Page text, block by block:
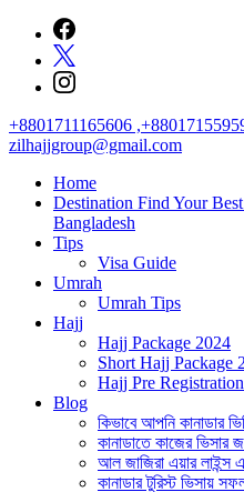
content
+8801711165606
zilhajjgroup@gmail.com
Home
Destination Find Your
Bangladesh
Tips
Visa Guide
Umrah
Umrah Tips
Hajj
Hajj Package 2024
Short Hajj Package
Hajj Pre
Blog
কিভাবে আপনি কানাডার
কানাডাতে কাজের ভিসার
আল জাজিরা এয়ার লাইন্স
কানাডার টুরিস্ট ভিসায়